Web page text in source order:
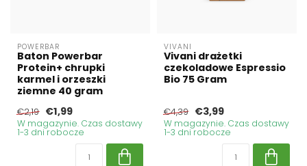
POWERBAR
Baton Powerbar
Protein+ chrupki
karmel i orzeszki
ziemne 40 gram
€2,19 €1,99
W magazynie. Czas dostawy
1-3 dni robocze
VIVANI
Vivani drażetki
czekoladowe Espressio
Bio 75 Gram
€4,39 €3,99
W magazynie. Czas dostawy
1-3 dni robocze